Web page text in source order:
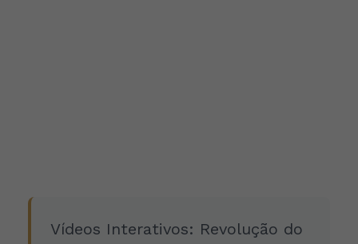
Vídeos Interativos: Revolução do